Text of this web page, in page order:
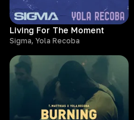
Living For The Moment
Sigma, Yola Recoba